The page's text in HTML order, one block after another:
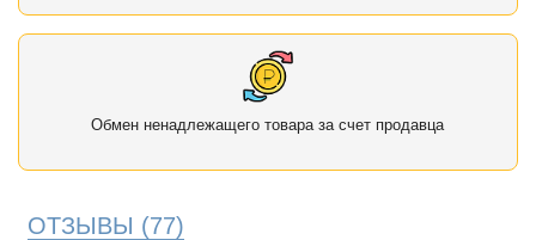
Обмен ненадлежащего товара за счет продавца
ОТЗЫВЫ (77)